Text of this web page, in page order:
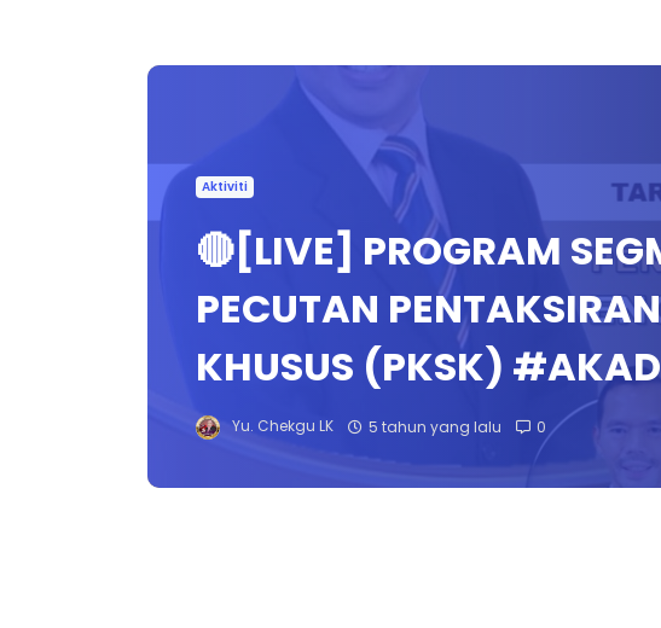
Aktiviti
🔴[LIVE] PROGRAM
PECUTAN
KHUSUS (PKSK)
Yu. Chekgu LK 5 tahun yang lalu 0